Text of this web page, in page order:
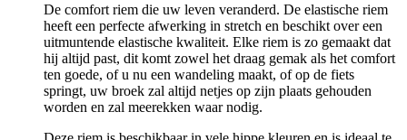
De comfort riem die uw leven veranderd. De elastische riem
heeft een perfecte afwerking in stretch en beschikt over een
uitmuntende elastische kwaliteit. Elke riem is zo gemaakt dat
hij altijd past, dit komt zowel het draag gemak als het comfort
ten goede, of u nu een wandeling maakt, of op de fiets
springt, uw broek zal altijd netjes op zijn plaats gehouden
worden en zal meerekken waar nodig.